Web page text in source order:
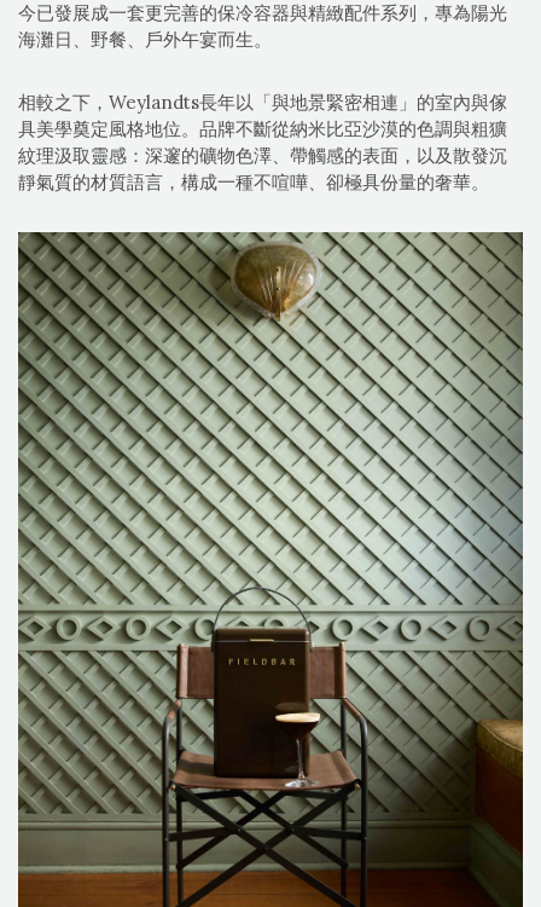
今已發展成一套更完善的保冷容器與精緻配件系列，專為陽光
海灘日、野餐、戶外午宴而生。
相較之下，Weylandts長年以「與地景緊密相連」的室內與傢
具美學奠定風格地位。品牌不斷從納米比亞沙漠的色調與粗獷
紋理汲取靈感：深邃的礦物色澤、帶觸感的表面，以及散發沉
靜氣質的材質語言，構成一種不喧嘩、卻極具份量的奢華。